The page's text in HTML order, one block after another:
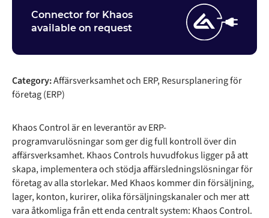
Connector for Khaos
available on request
Category:Affärsverksamhet och ERP, Resursplanering för
företag (ERP)
Khaos Control är en leverantör av ERP-
programvarulösningar som ger dig full kontroll över din
affärsverksamhet. Khaos Controls huvudfokus ligger på att
skapa, implementera och stödja affärsledningslösningar för
företag av alla storlekar. Med Khaos kommer din försäljning,
lager, konton, kurirer, olika försäljningskanaler och mer att
vara åtkomliga från ett enda centralt system: Khaos Control.